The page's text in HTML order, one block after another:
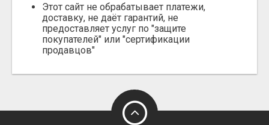
Этот сайт не обрабатывает платежи,
доставку, не даёт гарантий, не
предоставляет услуг по "защите
покупателей" или "сертификации
продавцов"